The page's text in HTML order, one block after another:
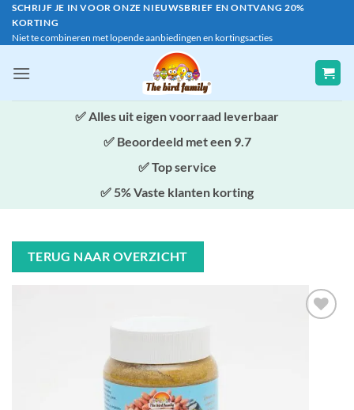
Ga
naar
inhoud
SCHRIJF JE IN VOOR ONZE NIEUWSBRIEF EN ONTVANG 20%
KORTING
Niet te combineren met lopende aanbiedingen en kortingsacties
✅Alles uit eigen voorraad leverbaar
✅ Beoordeeld met een 9.7
✅ Top service
✅ 5% Vaste klanten korting
TERUG NAAR OVERZICHT